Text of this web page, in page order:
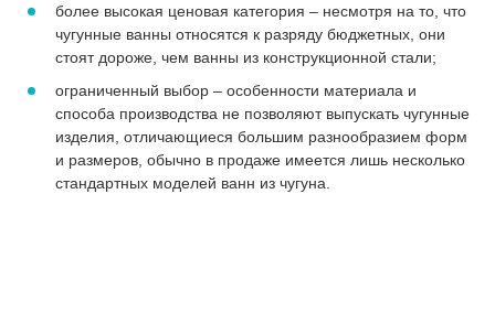
более высокая ценовая категория – несмотря на то, что
чугунные ванны относятся к разряду бюджетных, они
стоят дороже, чем ванны из конструкционной стали;
ограниченный выбор – особенности материала и
способа производства не позволяют выпускать чугунные
изделия, отличающиеся большим разнообразием форм
и размеров, обычно в продаже имеется лишь несколько
стандартных моделей ванн из чугуна.